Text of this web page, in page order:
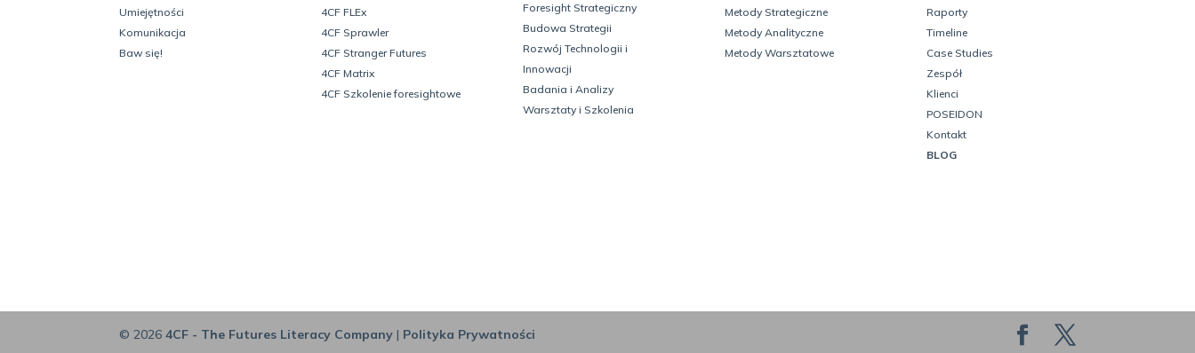
Umiejętności
Komunikacja
Baw się!
4CF FLEx
4CF Sprawler
4CF Stranger Futures
4CF Matrix
4CF Szkolenie foresightowe
Foresight Strategiczny
Budowa Strategii
Rozwój Technologii i
Innowacji
Badania i Analizy
Warsztaty i Szkolenia
Metody Strategiczne
Metody Analityczne
Metody Warsztatowe
Raporty
Timeline
Case Studies
Zespół
Klienci
POSEIDON
Kontakt
BLOG
© 2026 4CF - The Futures Literacy Company| Polityka Prywatności